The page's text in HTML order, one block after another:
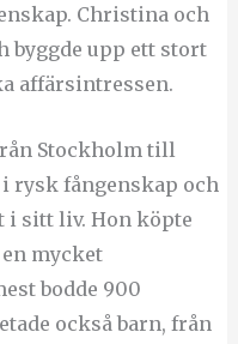
Christina och
byggde upp ett stort
affärsintressen.
Stockholm till
i rysk fångenskap och
i sitt liv. Hon köpte
mycket
bodde 900
också barn, från